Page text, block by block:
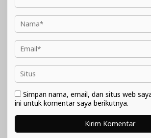
Simpan nama, email, dan situs web
ini untuk komentar saya berikutnya.